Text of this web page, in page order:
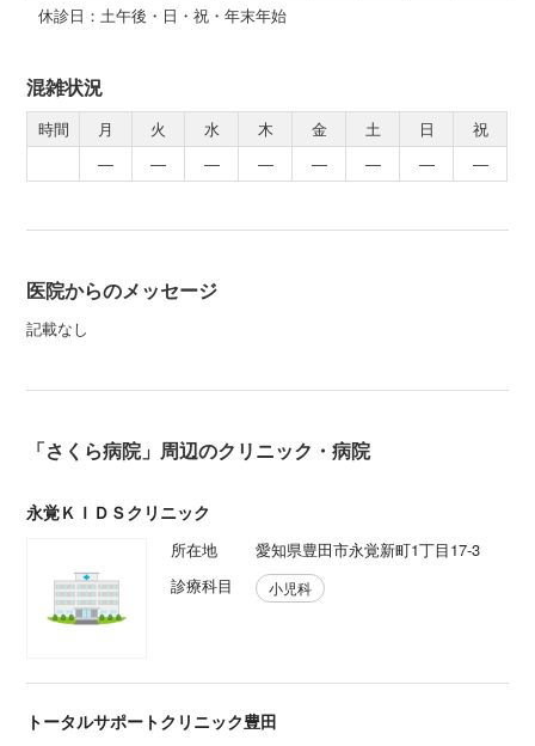
休診日：土午後・日・祝・年末年始
混雑状況
時間 月 火 水 木 金 土 日
祝
―
― ― ― ― ― ― ―
医院からのメッセージ
記載なし
「さくら病院」周辺のクリニック・病院
永覚ＫＩＤＳクリニック
所在地
愛知県豊田市永覚新町1丁目17-3
診療科目
小児科
トータルサポートクリニック豊田